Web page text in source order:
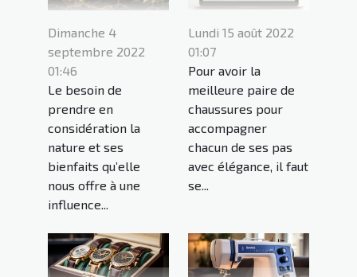
Dimanche 4
septembre 2022
01:46
Le besoin de
prendre en
considération la
nature et ses
bienfaits qu’elle
nous offre à une
influence...
Lundi 15 août 2022
01:07
Pour avoir la
meilleure paire de
chaussures pour
accompagner
chacun de ses pas
avec élégance, il faut
se...